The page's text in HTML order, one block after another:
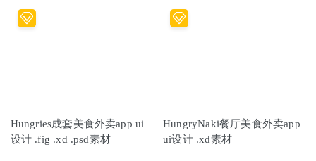
Hungries成套美食外卖app ui
设计 .fig .xd .psd素材
HungryNaki餐厅美食外卖app
ui设计 .xd素材